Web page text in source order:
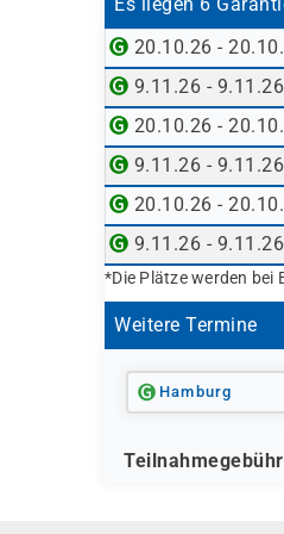
erfolgt durch
Deutsche
Europäischer
Weitere
Ob eine Förderung
individuellen
20.10.26 -
9.11.26 - 9.11.26
20.10.26 -
9.11.26 - 9.11.26
20.10.26 -
9.11.26 - 9.11.26
*Die Plätze werden bei
Weitere Termine
Hamburg